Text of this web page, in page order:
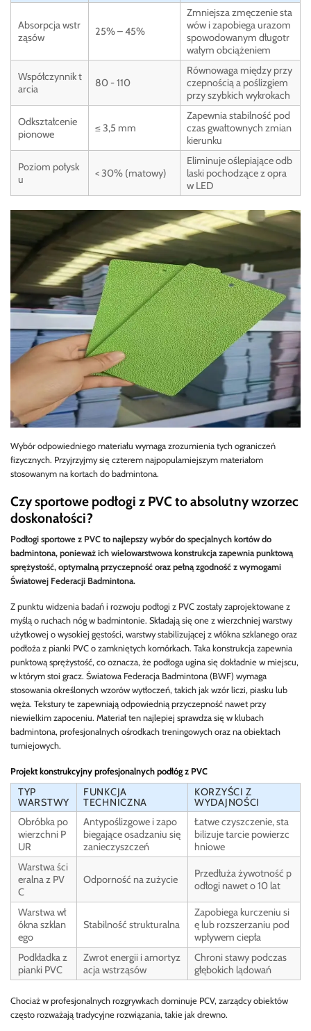
Absorpcja wstr
ząsów
25% – 45%
Zmniejsza zmęczenie sta
wów i zapobiega urazom
spowodowanym długotr
wałym obciążeniem
Współczynnik t
arcia
80 - 110
Równowaga między przy
czepnością a poślizgiem
przy szybkich wykrokach
Odkształcenie
pionowe
≤ 3,5 mm
Zapewnia stabilność pod
czas gwałtownych zmian
kierunku
Poziom połysk
u
< 30% (matowy)
Eliminuje oślepiające odb
laski pochodzące z opra
w LED
Wybór odpowiedniego materiału wymaga zrozumienia tych ograniczeń
fizycznych. Przyjrzyjmy się czterem najpopularniejszym materiałom
stosowanym na kortach do badmintona.
Czy sportowe podłogi z PVC to absolutny wzorzec
doskonałości?
Podłogi sportowe z PVC to najlepszy wybór do specjalnych kortów do
badmintona, ponieważ ich wielowarstwowa konstrukcja zapewnia punktową
sprężystość, optymalną przyczepność oraz pełną zgodność z wymogami
Światowej Federacji Badmintona.
Z punktu widzenia badań i rozwoju podłogi z PVC zostały zaprojektowane z
myślą o ruchach nóg w badmintonie. Składają się one z wierzchniej warstwy
użytkowej o wysokiej gęstości, warstwy stabilizującej z włókna szklanego oraz
podłoża z pianki PVC o zamkniętych komórkach. Taka konstrukcja zapewnia
punktową sprężystość, co oznacza, że podłoga ugina się dokładnie w miejscu,
w którym stoi gracz. Światowa Federacja Badmintona (BWF) wymaga
stosowania określonych wzorów wytłoczeń, takich jak wzór liczi, piasku lub
węża. Tekstury te zapewniają odpowiednią przyczepność nawet przy
niewielkim zapoceniu. Materiał ten najlepiej sprawdza się w klubach
badmintona, profesjonalnych ośrodkach treningowych oraz na obiektach
turniejowych.
Projekt konstrukcyjny profesjonalnych podłóg z PVC
TYP
WARSTWY
FUNKCJA
TECHNICZNA
KORZYŚCI Z
WYDAJNOŚCI
Obróbka po
wierzchni P
UR
Antypoślizgowe i zapo
biegające osadzaniu się
zanieczyszczeń
Łatwe czyszczenie, sta
bilizuje tarcie powierzc
hniowe
Warstwa ści
eralna z PV
C
Odporność na zużycie
Przedłuża żywotność p
odłogi nawet o 10 lat
Warstwa wł
ókna szklan
ego
Stabilność strukturalna
Zapobiega kurczeniu si
ę lub rozszerzaniu pod
wpływem ciepła
Podkładka z
pianki PVC
Zwrot energii i amortyz
acja wstrząsów
Chroni stawy podczas
głębokich lądowań
Chociaż w profesjonalnych rozgrywkach dominuje PCV, zarządcy obiektów
często rozważają tradycyjne rozwiązania, takie jak drewno.